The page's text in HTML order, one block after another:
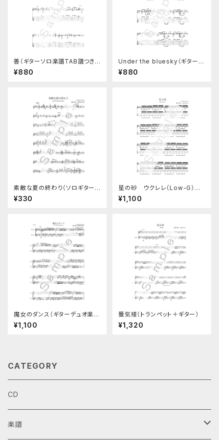
善（ギターソロ楽譜TAB譜つき）
ベイビーズソングNo.6
¥880
Under the bluesky（ギターソ
ロ楽譜）TAB譜つき
¥880
素敵な夏の終わり（ソロギター
楽譜）
¥330
星の砂 ウクレレ（Low-G）ソ
ロ楽譜
¥1,100
魔女のダンス（ギターデュオ楽
譜）
¥1,100
蜃気楼（トランペット＋ギター）
¥1,320
CATEGORY
CD
楽譜